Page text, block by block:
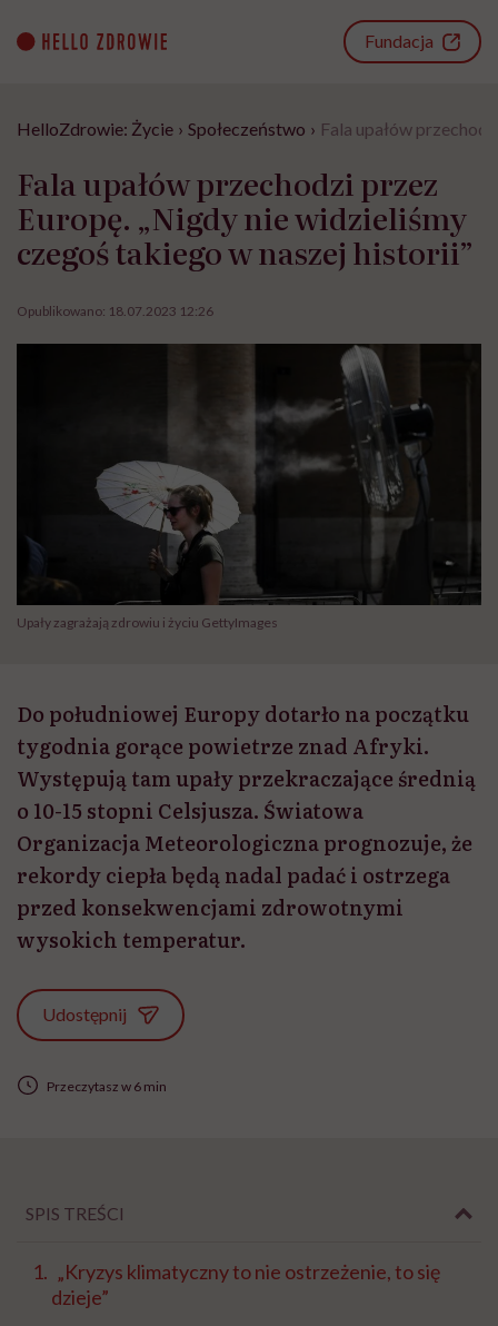
content
Fundacja
HelloZdrowie: Życie › Społeczeństwo › Fala upałów
Fala upałów przechodzi przez
Europę. „Nigdy nie widzieliśmy
czegoś takiego w naszej historii”
Opublikowano: 18.07.2023 12:26
Upały zagrażają zdrowiu i życiu GettyImages
Do południowej Europy dotarło na początku
tygodnia gorące powietrze znad Afryki.
Występują tam upały przekraczające średnią
o 10-15 stopni Celsjusza. Światowa
Organizacja Meteorologiczna prognozuje, że
rekordy ciepła będą nadal padać i ostrzega
przed konsekwencjami zdrowotnymi
wysokich temperatur.
Udostępnij
Przeczytasz w 6 min
SPIS TREŚCI
„Kryzys klimatyczny to nie ostrzeżenie, to się
dzieje”